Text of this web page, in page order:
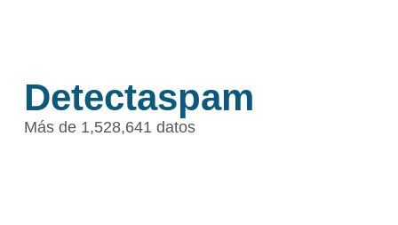
Detectaspam
Más de 1,528,641 datos